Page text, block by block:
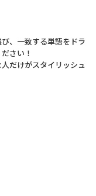
、一致する単語をドラ
さい！
だけがスタイリッシュ